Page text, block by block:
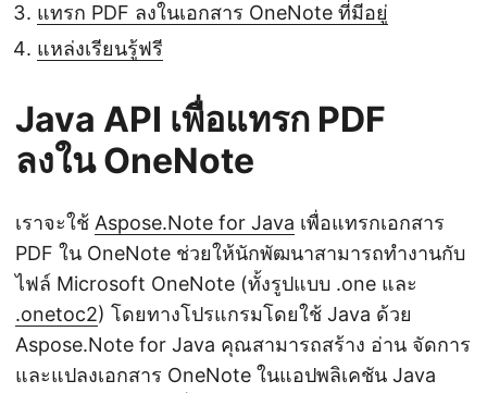
แทรก PDF ลงในเอกสาร OneNote ที่มีอยู่
แหล่งเรียนรู้ฟรี
Java API เพื่อแทรก PDF
ลงใน OneNote
เราจะใช้ Aspose.Note for Java เพื่อแทรกเอกสาร
PDF ใน OneNote ช่วยให้นักพัฒนาสามารถทำงานกับ
ไฟล์ Microsoft OneNote (ทั้งรูปแบบ .one และ
.onetoc2) โดยทางโปรแกรมโดยใช้ Java ด้วย
Aspose.Note for Java คุณสามารถสร้าง อ่าน จัดการ
และแปลงเอกสาร OneNote ในแอปพลิเคชัน Java